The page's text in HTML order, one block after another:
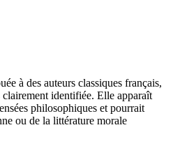
à des auteurs classiques français,
clairement identifiée. Elle apparaît
philosophiques et pourrait
ou de la littérature morale